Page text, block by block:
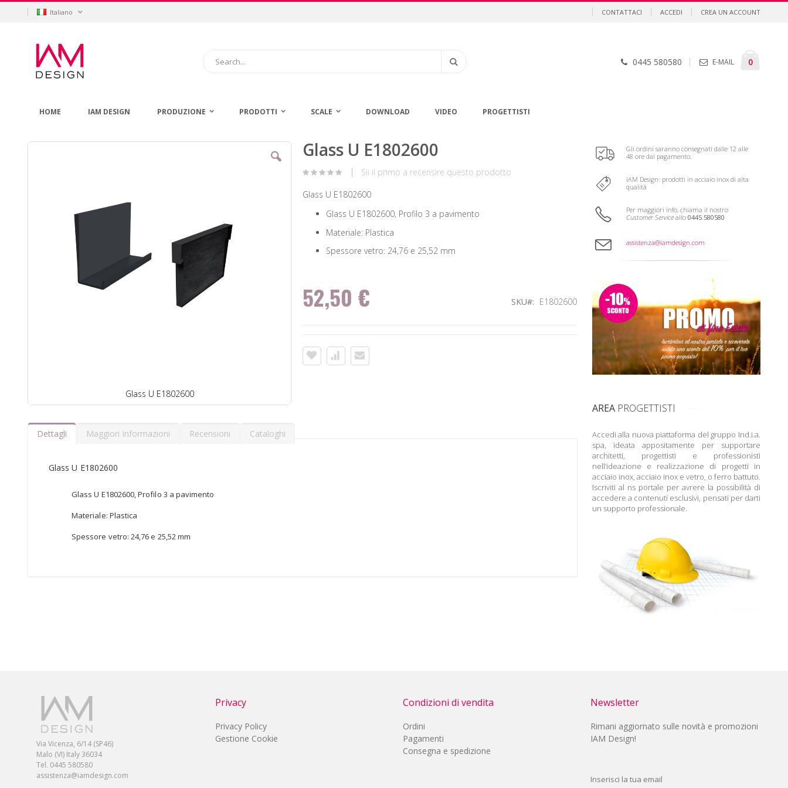
Salta
LinguaItaliano CONTATTACI ACCEDI CREA UN ACCOUNT
0elementi
0445 580580 E-MAIL
HOME IAM DESIGN PRODUZIONE PRODOTTI SCALE DOWNLOAD VIDEO PROGETTISTI
Vai
Glass U E1802600
Vai
all'inizio
della
Glass U E1802600
Sii il primo a recensire questo prodotto
Glass U E1802600
Glass U E1802600, Profilo 3 a pavimento
Materiale: Plastica
Spessore vetro: 24,76 e 25,52 mm
52,50 € SKU E1802600
Dettagli
Glass U E1802600
Glass U E1802600, Profilo 3 a pavimento
Materiale: Plastica
Spessore vetro: 24,76 e 25,52 mm
Maggiori Informazioni Recensioni Cataloghi
Gli ordini saranno consegnati dalle 12 alle
48 ore dal pagamento.
IAM Design: prodotti in acciaio inox di alta
qualità
Per maggiori info, chiama il nostro
Customer Service allo0445.580580
assistenza@iamdesign.com
AREAPROGETTISTI
Accedi alla nuova piattaforma del gruppo Ind.i.a.
spa, ideata appositamente per supportare
architetti, progettisti e professionisti
nell’ideazione e realizzazione di progetti in
acciaio inox, acciaio inox e vetro, o ferro battuto.
Iscriviti al ns portale per avrere la possibilità di
accedere a contenuti esclusivi, pensati per darti
un supporto professionale.
Via Vicenza, 6/14 (SP46)
Malo (VI) Italy 36034
Tel. 0445 580580
assistenza@iamdesign.com
Privacy
Privacy Policy
Gestione Cookie
Condizioni di vendita
Ordini
Pagamenti
Consegna e spedizione
Newsletter
Rimani aggiornato sulle novità e promozioni
IAM Design!
Inserisci la tua email